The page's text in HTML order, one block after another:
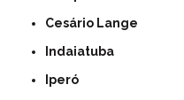
Cesário Lange
Indaiatuba
Iperó